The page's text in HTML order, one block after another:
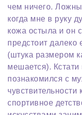
чем ничего.
когда мне в руку
кожа остыла и он
предстоит далеко
(штука размером
мешается).
познакомился с
чувствительности
спортивное